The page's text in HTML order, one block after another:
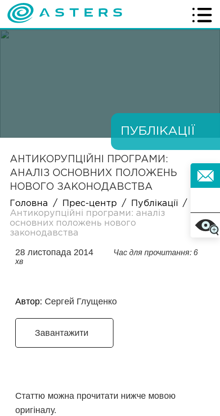
ПУБЛІКАЦІЇ
АНТИКОРУПЦІЙНІ ПРОГРАМИ:
АНАЛІЗ ОСНОВНИХ ПОЛОЖЕНЬ
НОВОГО ЗАКОНОДАВСТВА
Головна / Прес-центр / Публікації
/
Антикорупційні програми: аналіз
основних положень нового
законодавства
28 листопада 2014
Час для прочитання: 6
хв
Автор: Сергей Глущенко
Завантажити
Статтю можна прочитати нижче мовою
оригіналу.